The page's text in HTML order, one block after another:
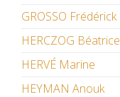
GROSSO Frédérick
HERCZOG Béatrice
HERVÉ Marine
HEYMAN Anouk